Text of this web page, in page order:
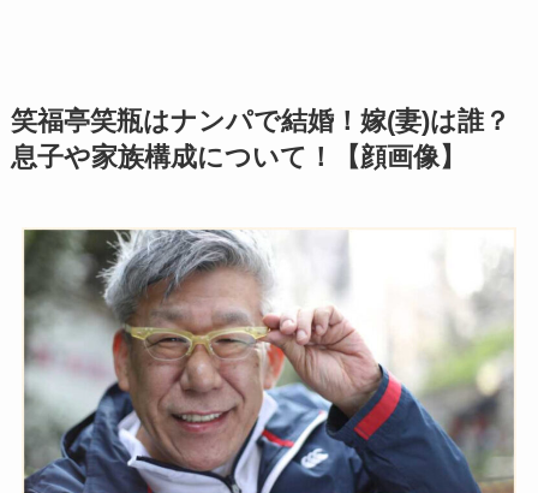
笑福亭笑瓶はナンパで結婚！嫁(妻)は誰？
息子や家族構成について！【顔画像】